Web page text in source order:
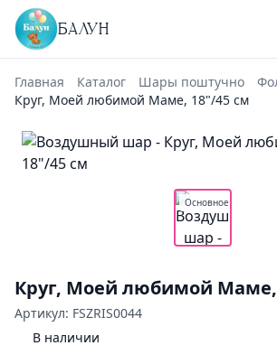
БАЛУН
Главная Каталог Шары поштучно
Круг, Моей любимой Маме, 18"/45 см
Основное
Круг, Моей любимой Маме,
Артикул: FSZRIS0044
В наличии